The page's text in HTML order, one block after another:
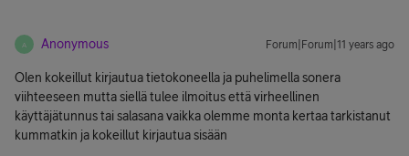
A Anonymous Forum|Forum|11 years ago
Olen kokeillut kirjautua tietokoneella ja puhelimella sonera
viihteeseen mutta siellä tulee ilmoitus että virheellinen
käyttäjätunnus tai salasana vaikka olemme monta kertaa tarkistanut
kummatkin ja kokeillut kirjautua sisään